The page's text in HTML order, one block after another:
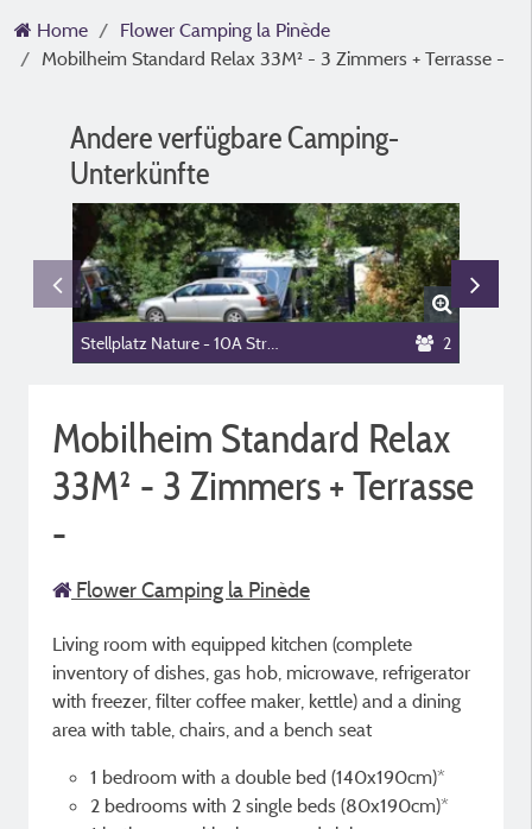
Home
Flower Camping la Pinède
Mobilheim Standard Relax 33M² - 3 Zimmers + Terrasse -
Andere verfügbare Camping-
Unterkünfte
2
Mobilheim Standard Relax
33M² - 3 Zimmers + Terrasse
-
Flower Camping la Pinède
Living room with equipped kitchen (complete
inventory of dishes, gas hob, microwave, refrigerator
with freezer, filter coffee maker, kettle) and a dining
area with table, chairs, and a bench seat
1 bedroom with a double bed (140x190cm)*
2 bedrooms with 2 single beds (80x190cm)*